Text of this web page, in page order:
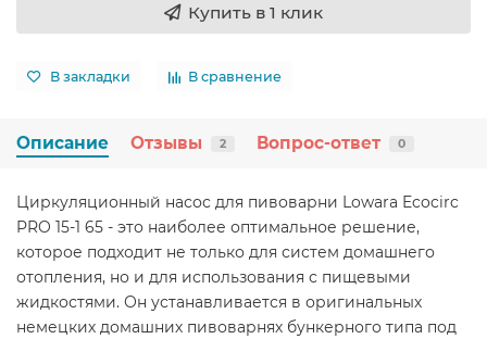
Купить в 1 клик
В закладки В сравнение
Описание Отзывы 2 Вопрос-ответ 0
Циркуляционный насос для пивоварни Lowara Ecocirc
PRO 15-1 65 - это наиболее оптимальное решение,
которое подходит не только для систем домашнего
отопления, но и для использования с пищевыми
жидкостями. Он устанавливается в оригинальных
немецких домашних пивоварнях бункерного типа под